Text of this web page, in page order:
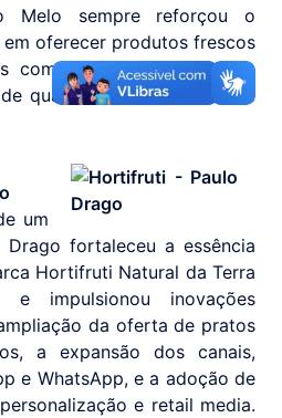
Melo sempre reforçou o
oferecer produtos frescos
competitivos, ampliando o
qualidade e saudabilidade
um
fortaleceu a essência
Hortifruti Natural da Terra
impulsionou inovações
da oferta de pratos
a expansão dos canais,
e WhatsApp, e a adoção de
e retail media.